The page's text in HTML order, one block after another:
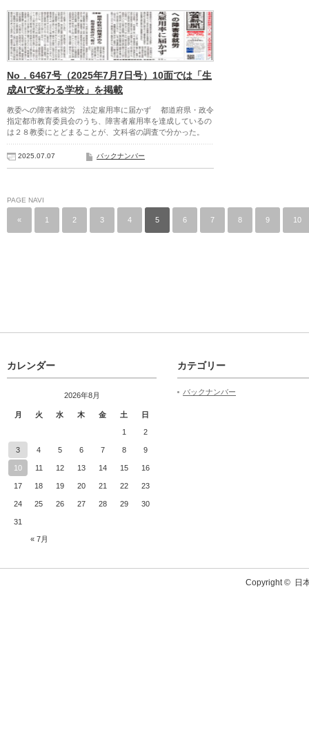
No．6467号（2025年7月7日号）10面では「生
成AIで変わる学校」を掲載
教委への障害者就労 法定雇用率に届かず 都道府県・政令
指定都市教育委員会のうち、障害者雇用率を達成しているの
は２８教委にとどまることが、文科省の調査で分かった。
2025.07.07 バックナンバー
PAGE NAVI
« 1 2 3 4 5 6 7 8 9 10
カレンダー
2026年8月
月 火 水 木 金 土 日
« 7月
1 2
3 4 5 6 7 8 9
10 11 12 13 14 15 16
17 18 19 20 21 22 23
24 25 26 27 28 29 30
31
カテゴリー
バックナンバー
Copyright © 日